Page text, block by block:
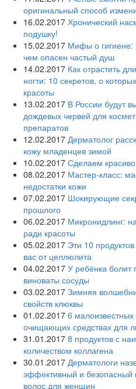
оригинальный способ
16.02.2017 Хронический
подушку!
15.02.2017 Мифы о гигиене:
чем опасен частый душ
14.02.2017 Как отрастить
ногти: 10 секретов, о
красоты
13.02.2017 В России будут
дождевых червей для
препаратов
12.02.2017 Дерматолог
кожу младенцев зимой
10.02.2017 Сделаем красиво
08.02.2017 Мастер-класс:
недостатки кожи
07.02.2017 Шокирующие
прошлого
06.02.2017 Микронидлинг:
ради красоты
05.02.2017 Эти 10
вас от целлюлита
04.02.2017 У ребёнка болит
виноваты сосуды
03.02.2017 Зимняя
свойств клюквы
01.02.2017 6
очищающих средствах для
31.01.2017 8 продуктов с
количеством коллагена
30.01.2017 Дерматологи
эффективный и безопасный
волос для женщин